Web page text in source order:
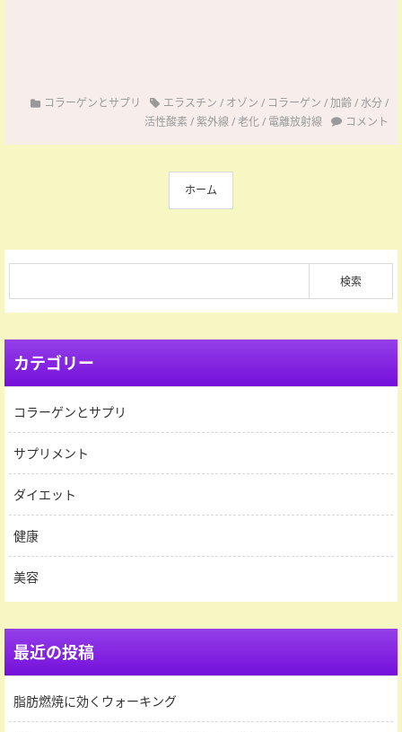
コラーゲンとサプリ エラスチン / オゾン / コラーゲン /加齢/水分/
活性酸素 /紫外線/老化/ 電離放射線 コメント
ホーム
カテゴリー
コラーゲンとサプリ
サプリメント
ダイエット
健康
美容
最近の投稿
脂肪燃焼に効くウォーキング